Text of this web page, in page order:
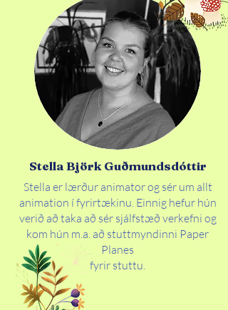
Stella Björk Guðmundsdóttir
Stella er lærður animator og sér um allt
animation í fyrirtækinu. Einnig hefur hún
verið að taka að sér sjálfstæð verkefni og
kom hún m.a. að stuttmyndinni Paper
Planes
fyrir stuttu.